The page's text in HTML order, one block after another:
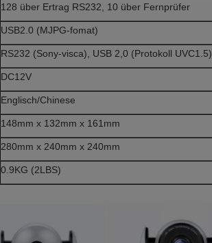
128 über Ertrag RS232, 10 über Fernprüfer
USB2.0 (MJPG-fomat)
RS232 (Sony-visca), USB 2,0 (Protokoll UVC1.5)
DC12V
Englisch/Chinese
148mm x 132mm x 161mm
280mm x 240mm x 240mm
0.9KG (2LBS)